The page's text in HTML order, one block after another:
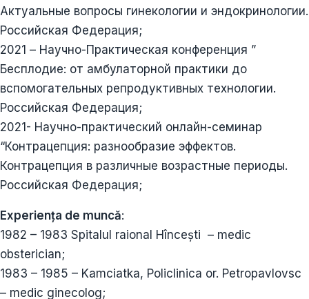
Актуальные вопросы гинекологии и эндокринологии.
Российская Федерация;
2021 – Научно-Практическая конференция ”
Бесплодие: от амбулаторной практики до
вспомогательных репродуктивных технологии.
Российская Федерация;
2021- Научно-практический онлайн-семинар
“Контрацепция: разнообразие эффектов.
Контрацепция в различные возрастные периоды.
Российская Федерация;
Experiența de muncă:
1982 – 1983 Spitalul raional Hîncești – medic
obsterician;
1983 – 1985 – Kamciatka, Policlinica or. Petropavlovsc
– medic ginecolog;